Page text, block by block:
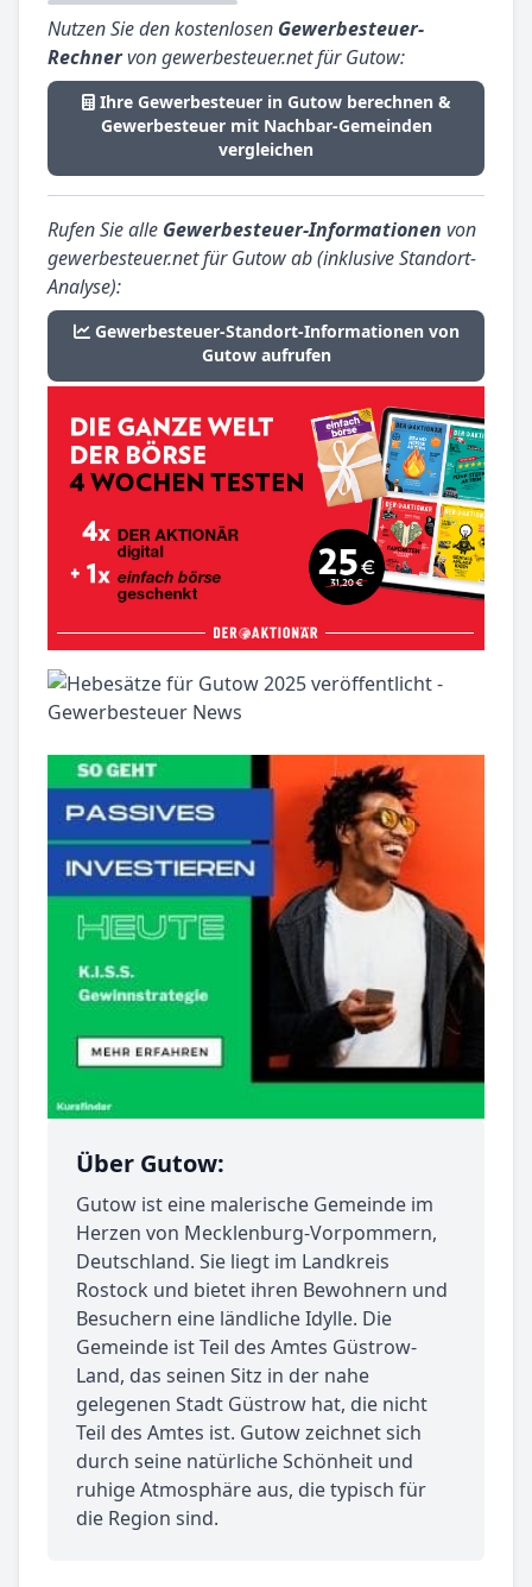
Nutzen Sie den kostenlosen Gewerbesteuer-
Rechnervon gewerbesteuer.net für Gutow:
Ihre Gewerbesteuer in Gutow berechnen &
Gewerbesteuer mit Nachbar-Gemeinden
vergleichen
Rufen Sie alle Gewerbesteuer-Informationen von
gewerbesteuer.net für Gutow ab (inklusive Standort-
Analyse):
Gewerbesteuer-Standort-Informationen von
Gutow aufrufen
Über Gutow:
Gutow ist eine malerische Gemeinde im
Herzen von Mecklenburg-Vorpommern,
Deutschland. Sie liegt im Landkreis
Rostock und bietet ihren Bewohnern und
Besuchern eine ländliche Idylle. Die
Gemeinde ist Teil des Amtes Güstrow-
Land, das seinen Sitz in der nahe
gelegenen Stadt Güstrow hat, die nicht
Teil des Amtes ist. Gutow zeichnet sich
durch seine natürliche Schönheit und
ruhige Atmosphäre aus, die typisch für
die Region sind.